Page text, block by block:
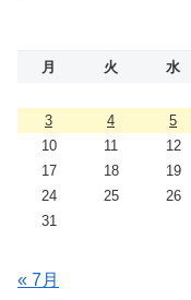
月 火 水
3
4 5
10
11 12
17
18 19
24
25 26
31
« 7月